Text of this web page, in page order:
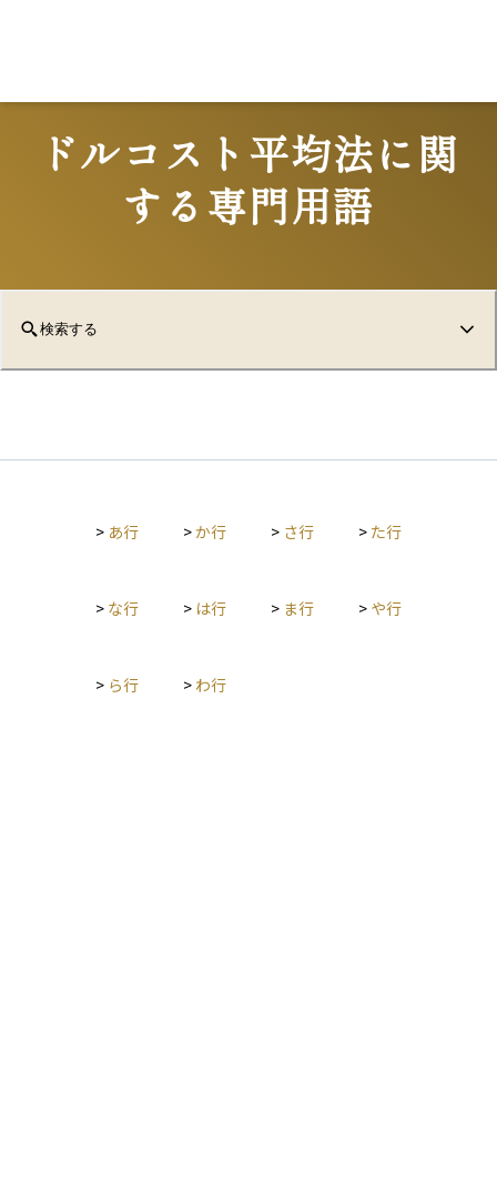
ドルコスト平均法に関
する専門用語
検索する
> あ行 >か行 > さ行 > た行
> な行 > は行 > ま行 > や行
> ら行 > わ行